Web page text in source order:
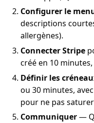
Configurer le
descriptions
allergènes).
Connecter Stripe
créé en 10
Définir les
ou 30 minutes,
pour ne pas
Communiquer—